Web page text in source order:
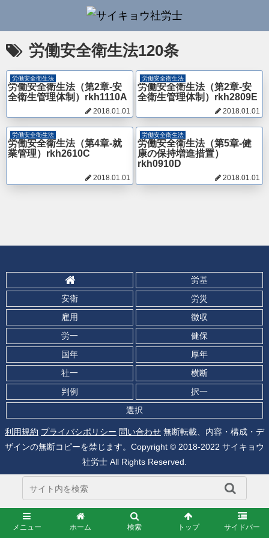
労働安全衛生法120条
労働安全衛生法
労働安全衛生法（第2章-安
全衛生管理体制）rkh1110A
2018.01.01
労働安全衛生法
労働安全衛生法（第2章-安
全衛生管理体制）rkh2809E
2018.01.01
労働安全衛生法
労働安全衛生法（第4章-就
業管理）rkh2610C
2018.01.01
労働安全衛生法
労働安全衛生法（第5章-健
康の保持増進措置）
rkh0910D
2018.01.01
労基
安衛
労災
雇用
徴収
労一
健保
国年
厚年
社一
横断
判例
択一
選択
利用規約 プライバシポリシー 問い合わせ 無断転載、内容・構成・デ
ザインの無断コピーを禁じます。Copyright © 2018-2022 サイキョウ
社労士 All Rights Reserved.
メニュー ホーム 検索 トップ サイドバー